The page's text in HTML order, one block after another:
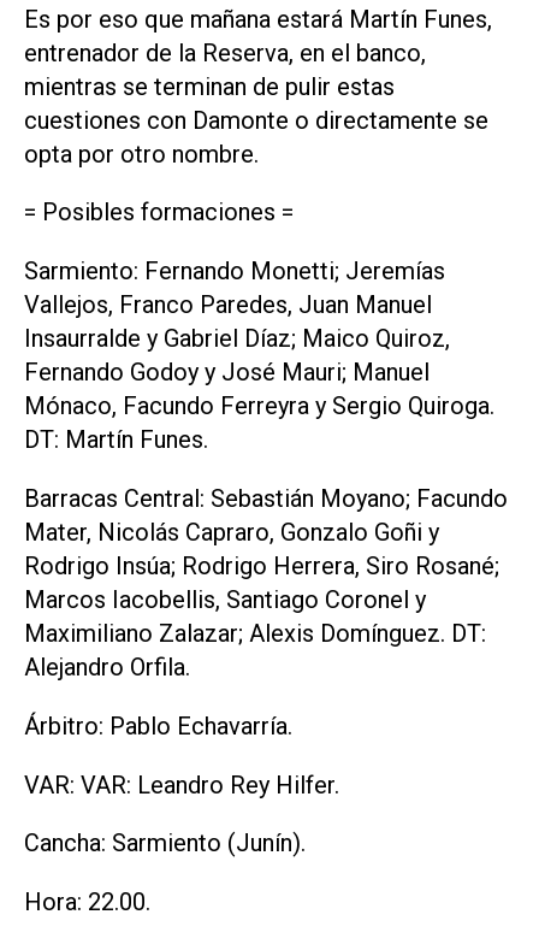
Es por eso que mañana estará Martín Funes,
entrenador de la Reserva, en el banco,
mientras se terminan de pulir estas
cuestiones con Damonte o directamente se
opta por otro nombre.
= Posibles formaciones =
Sarmiento: Fernando Monetti; Jeremías
Vallejos, Franco Paredes, Juan Manuel
Insaurralde y Gabriel Díaz; Maico Quiroz,
Fernando Godoy y José Mauri; Manuel
Mónaco, Facundo Ferreyra y Sergio Quiroga.
DT: Martín Funes.
Barracas Central: Sebastián Moyano; Facundo
Mater, Nicolás Capraro, Gonzalo Goñi y
Rodrigo Insúa; Rodrigo Herrera, Siro Rosané;
Marcos Iacobellis, Santiago Coronel y
Maximiliano Zalazar; Alexis Domínguez. DT:
Alejandro Orfila.
Árbitro: Pablo Echavarría.
VAR: VAR: Leandro Rey Hilfer.
Cancha: Sarmiento (Junín).
Hora: 22.00.